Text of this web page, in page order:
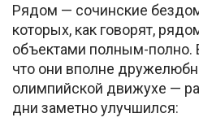
Рядом — сочинские
которых, как говорят,
объектами полным-полно.
что они вполне
олимпийской движухе —
дни заметно улучшился: